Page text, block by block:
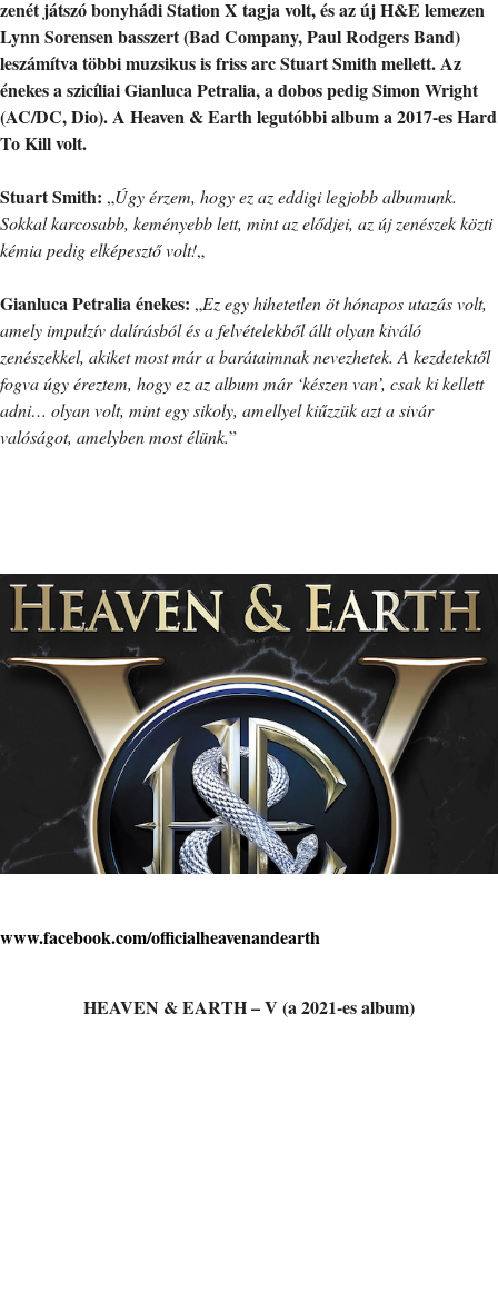
zenét játszó bonyhádi Station X tagja volt, és az új H&E lemezen
Lynn Sorensen basszert (Bad Company, Paul Rodgers Band)
leszámítva többi muzsikus is friss arc Stuart Smith mellett. Az
énekes a szicíliai Gianluca Petralia, a dobos pedig Simon Wright
(AC/DC, Dio).A Heaven & Earth legutóbbi album a 2017-es Hard
To Kill volt.
Stuart Smith: „Úgy érzem, hogy ez az eddigi legjobb albumunk.
Sokkal karcosabb, keményebb lett, mint az elődjei, az új zenészek közti
kémia pedig elképesztő volt!„
Gianluca Petralia énekes: „Ez egy hihetetlen öt hónapos utazás volt,
amely impulzív dalírásból és a felvételekből állt olyan kiváló
zenészekkel, akiket most már a barátaimnak nevezhetek. A kezdetektől
fogva úgy éreztem, hogy ez az album már ‘készen van’, csak ki kellett
adni… olyan volt, mint egy sikoly, amellyel kiűzzük azt a sivár
valóságot, amelyben most élünk.”
www.facebook.com/officialheavenandearth
HEAVEN & EARTH – V (a 2021-es album)